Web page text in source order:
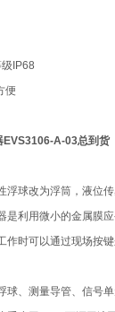
IP68
便
EVS3106-A-03总到货
浮球改为浮筒，液位
是利用微小的金属膜
作时可以通过现场按键
球、测量导管、信号